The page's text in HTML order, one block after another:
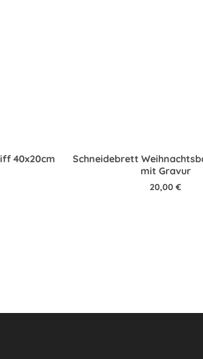
40x20cm
Schneidebrett
mit Gravur
20,00 €